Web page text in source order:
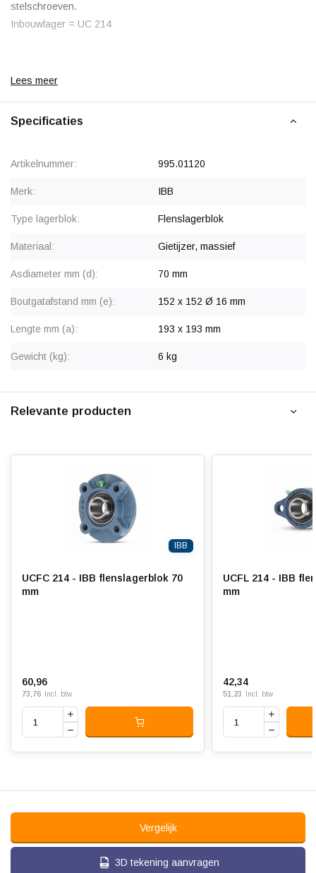
stelschroeven.
Inbouwlager = UC 214
voor een offerte.
Lees meer
Specificaties
Artikelnummer: 995.01120
Merk: IBB
Type lagerblok: Flenslagerblok
Materiaal: Gietijzer, massief
Asdiameter mm (d): 70 mm
Boutgatafstand mm (e): 152 x 152 Ø 16 mm
Lengte mm (a): 193 x 193 mm
Gewicht (kg): 6 kg
Relevante producten
IBB
UCFC 214 - IBB flenslagerblok 70
mm
60,96
73,76 Incl. btw
UCFL 214 - IBB
mm
42,34
51,23 Incl. btw
Vergelijk
3D tekening aanvragen